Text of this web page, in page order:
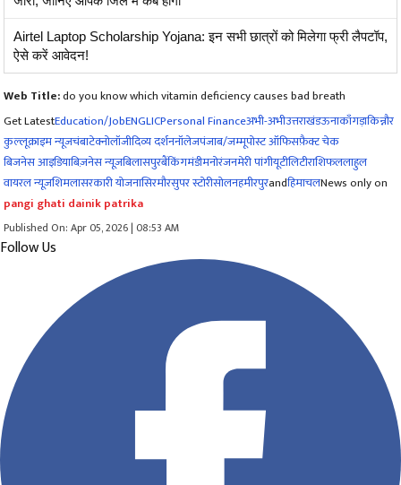
Airtel Laptop Scholarship Yojana: इन सभी छात्रों को मिलेगा फ्री लैपटॉप,
ऐसे करें आवेदन!
Web Title:do you know which vitamin deficiency causes bad breath
Get LatestEducation/JobENGLICPersonal Financeअभी-अभीउत्तराखंडऊनाकाँगड़ाकिन्नौर
कुल्लूक्राइम न्यूजचंबाटेक्नोलॉजीदिव्य दर्शननॉलेजपंजाब/जम्मूपोस्ट ऑफिसफ़ैक्ट चेक
बिजनेस आइडियाबिज़नेस न्यूज़बिलासपुरबैंकिंगमंडीमनोरंजनमेरी पांगीयूटीलिटीराशिफललाहुल
वायरल न्यूज़शिमलासरकारी योजनासिरमौरसुपर स्टोरीसोलनहमीरपुरandहिमाचलNews only on
pangi ghati dainik patrika
Published On: Apr 05, 2026 | 08:53 AM
Follow Us